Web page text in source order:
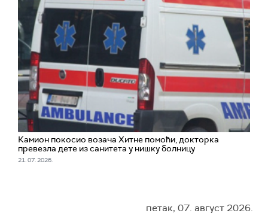
Камион покосио возача Хитне помоћи, докторка
превезла дете из санитета у нишку болницу
21. 07. 2026.
петак, 07. август 2026.